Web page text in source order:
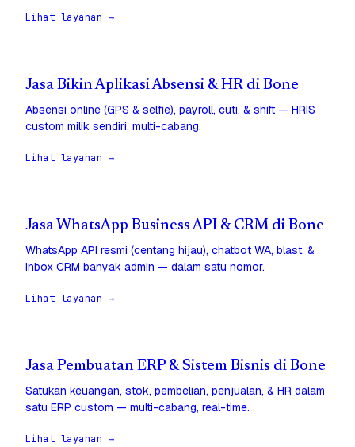
Lihat layanan →
Jasa Bikin Aplikasi Absensi & HR di Bone
Absensi online (GPS & selfie), payroll, cuti, & shift — HRIS
custom milik sendiri, multi-cabang.
Lihat layanan →
Jasa WhatsApp Business API & CRM di Bone
WhatsApp API resmi (centang hijau), chatbot WA, blast, &
inbox CRM banyak admin — dalam satu nomor.
Lihat layanan →
Jasa Pembuatan ERP & Sistem Bisnis di Bone
Satukan keuangan, stok, pembelian, penjualan, & HR dalam
satu ERP custom — multi-cabang, real-time.
Lihat layanan →